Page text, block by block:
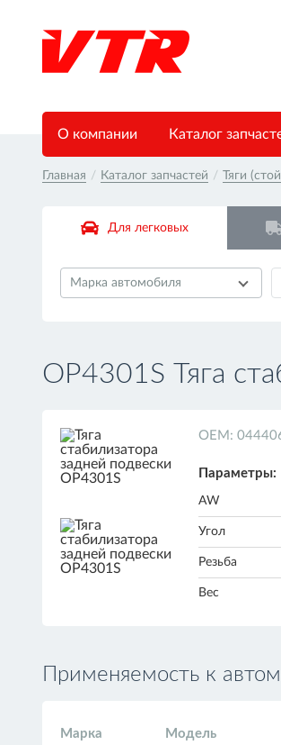
О компании Каталог
Главная / Каталог запчастей / Тяги
Для легковых
Марка автомобиля
OP4301S Тяга
ОЕМ:
Параметры:
AW
Угол
Резьба
Вес
Применяемость к
Марка Модель